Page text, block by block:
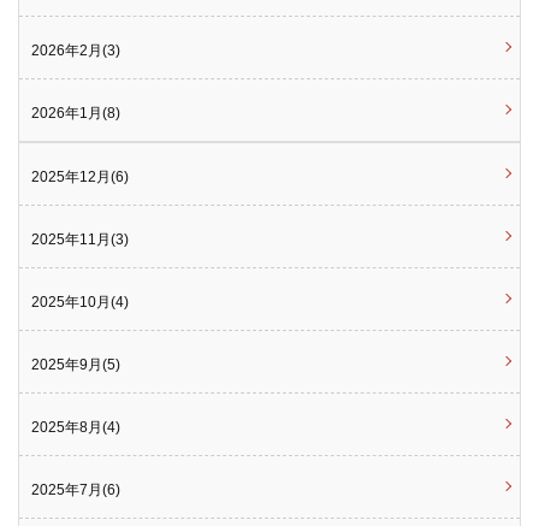
2026年2月(3)
2026年1月(8)
2025年12月(6)
2025年11月(3)
2025年10月(4)
2025年9月(5)
2025年8月(4)
2025年7月(6)